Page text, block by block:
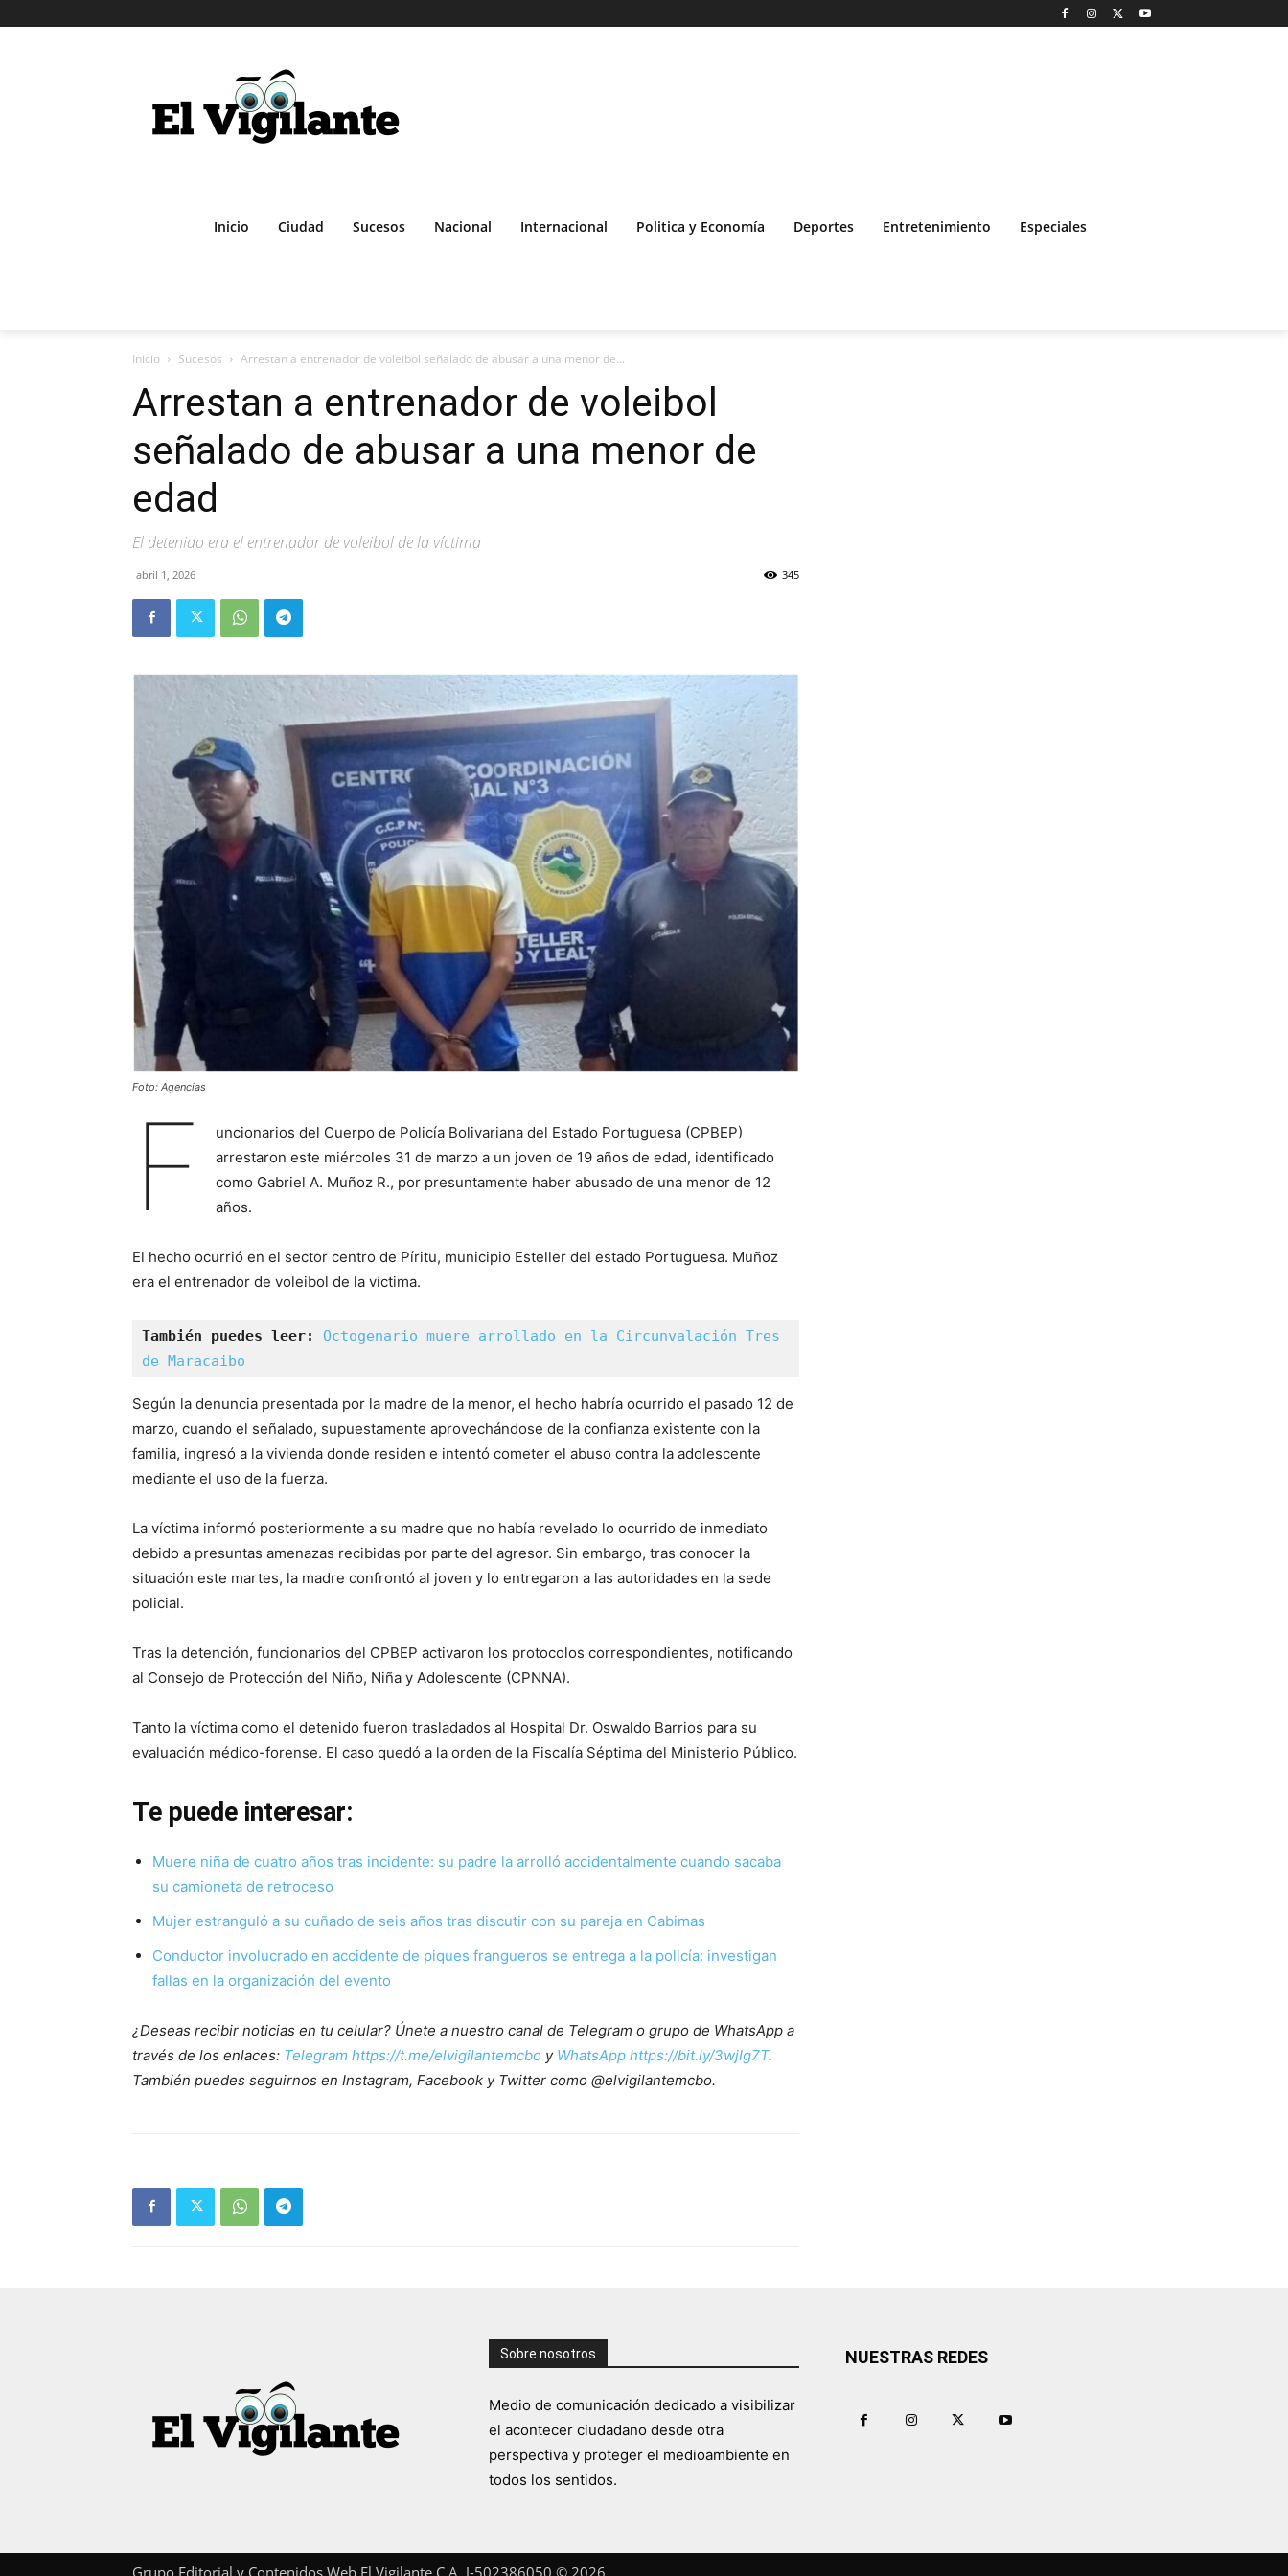
Inicio Ciudad Sucesos Nacional Internacional Politica y Economía Deportes Entretenimiento Especiales
Inicio Sucesos Arrestan a entrenador de voleibol señalado de abusar a una menor de...
Arrestan a entrenador de voleibol
señalado de abusar a una menor de
edad
El detenido era el entrenador de voleibol de la víctima
abril 1, 2026 345
Foto: Agencias
F
uncionarios del Cuerpo de Policía Bolivariana del Estado Portuguesa (CPBEP)
arrestaron este miércoles 31 de marzo a un joven de 19 años de edad, identificado
como Gabriel A. Muñoz R., por presuntamente haber abusado de una menor de 12
años.
El hecho ocurrió en el sector centro de Píritu, municipio Esteller del estado Portuguesa. Muñoz
era el entrenador de voleibol de la víctima.
También puedes leer:
Octogenario muere arrollado en la Circunvalación Tres
de Maracaibo
Según la denuncia presentada por la madre de la menor, el hecho habría ocurrido el pasado 12 de
marzo, cuando el señalado, supuestamente aprovechándose de la confianza existente con la
familia, ingresó a la vivienda donde residen e intentó cometer el abuso contra la adolescente
mediante el uso de la fuerza.
La víctima informó posteriormente a su madre que no había revelado lo ocurrido de inmediato
debido a presuntas amenazas recibidas por parte del agresor. Sin embargo, tras conocer la
situación este martes, la madre confrontó al joven y lo entregaron a las autoridades en la sede
policial.
Tras la detención, funcionarios del CPBEP activaron los protocolos correspondientes, notificando
al Consejo de Protección del Niño, Niña y Adolescente (CPNNA).
Tanto la víctima como el detenido fueron trasladados al Hospital Dr. Oswaldo Barrios para su
evaluación médico-forense. El caso quedó a la orden de la Fiscalía Séptima del Ministerio Público.
Te puede interesar:
Muere niña de cuatro años tras incidente: su padre la arrolló accidentalmente cuando sacaba
su camioneta de retroceso
Mujer estranguló a su cuñado de seis años tras discutir con su pareja en Cabimas
Conductor involucrado en accidente de piques frangueros se entrega a la policía: investigan
fallas en la organización del evento
¿Deseas recibir noticias en tu celular? Únete a nuestro canal de Telegram o grupo de WhatsApp a
través de los enlaces: Telegram https://t.me/elvigilantemcbo y WhatsApp https://bit.ly/3wjIg7T.
También puedes seguirnos en Instagram, Facebook y Twitter como @elvigilantemcbo.
Sobre nosotros
Medio de comunicación dedicado a visibilizar
el acontecer ciudadano desde otra
perspectiva y proteger el medioambiente en
todos los sentidos.
NUESTRAS REDES
Grupo Editorial y Contenidos Web El Vigilante C.A. J-502386050 © 2026